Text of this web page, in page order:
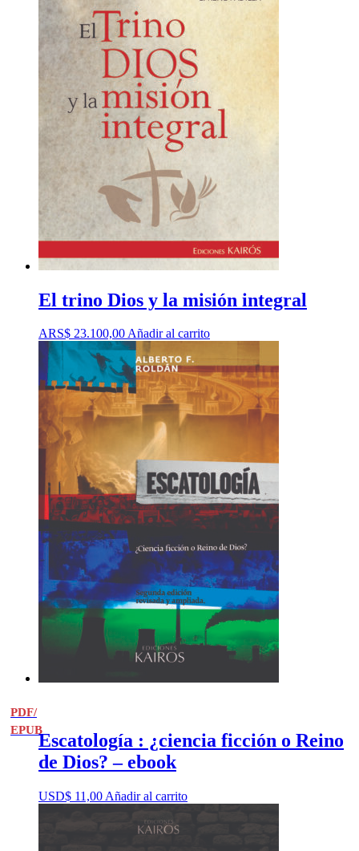
El trino Dios y la misión integral
ARS$ 23.100,00Añadir al carrito
PDF/
EPUBEscatología : ¿ciencia ficción o Reino
de Dios? – ebook
USD$ 11,00 Añadir al carrito